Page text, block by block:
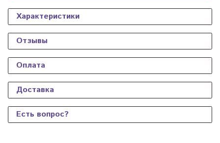
Характеристики
Отзывы
Оплата
Доставка
Есть вопрос?